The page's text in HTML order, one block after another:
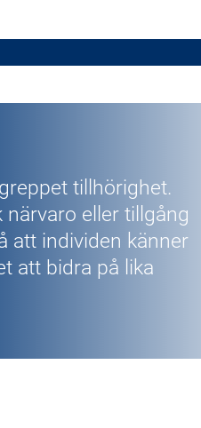
tillhörighet.
eller tillgång
att individen känner
att bidra på lika